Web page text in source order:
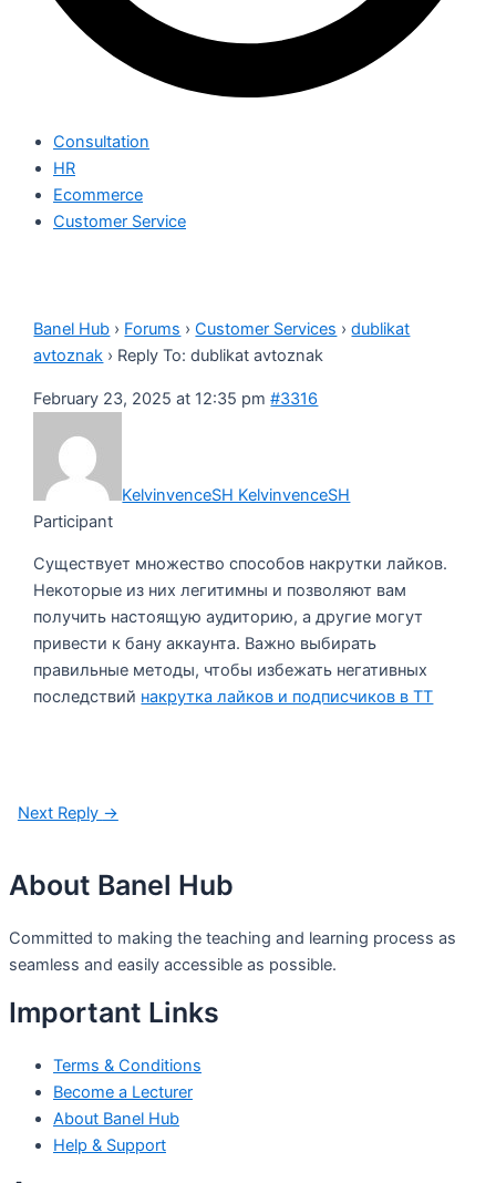
Consultation
HR
Ecommerce
Customer Service
Banel Hub › Forums › Customer Services › dublikat
аvtoznak › Reply To: dublikat аvtoznak
February 23, 2025 at 12:35 pm #3316
KelvinvenceSH KelvinvenceSH
Participant
Существует множество способов накрутки лайков.
Некоторые из них легитимны и позволяют вам
получить настоящую аудиторию, а другие могут
привести к бану аккаунта. Важно выбирать
правильные методы, чтобы избежать негативных
последствий накрутка лайков и подписчиков в ТТ
Next Reply →
About Banel Hub
Committed to making the teaching and learning process as
seamless and easily accessible as possible.
Important Links
Terms & Conditions
Become a Lecturer
About Banel Hub
Help & Support